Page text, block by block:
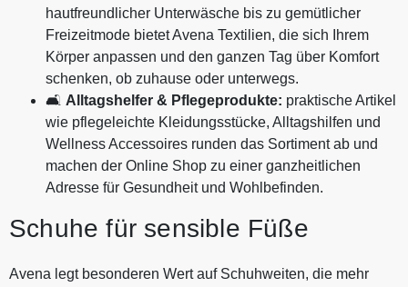
hautfreundlicher Unterwäsche bis zu gemütlicher
Freizeitmode bietet Avena Textilien, die sich Ihrem
Körper anpassen und den ganzen Tag über Komfort
schenken, ob zuhause oder unterwegs.
🛋️ Alltagshelfer & Pflegeprodukte: praktische Artikel
wie pflegeleichte Kleidungsstücke, Alltagshilfen und
Wellness Accessoires runden das Sortiment ab und
machen der Online Shop zu einer ganzheitlichen
Adresse für Gesundheit und Wohlbefinden.
Schuhe für sensible Füße
Avena legt besonderen Wert auf Schuhweiten, die mehr